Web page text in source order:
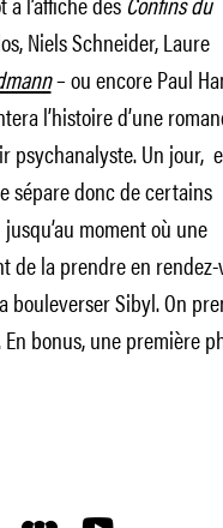
Niels Schneider, Laure
– ou encore Paul
l’histoire d’une
psychanalyste. Un jour,
sépare donc de certains
moment où une
de la prendre en rendez-
bouleverser Sibyl. On
En bonus, une première